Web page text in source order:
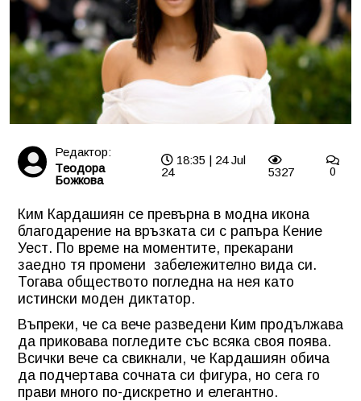
Редактор:
Tеодора
Божкова
18:35 | 24 Jul
24
5327 0
Ким Кардашиян се превърна в модна икона
благодарение на връзката си с рапъра Кение
Уест. По време на моментите, прекарани
заедно тя промени забележително вида си.
Тогава обществото погледна на нея като
истински моден диктатор.
Въпреки, че са вече разведени Ким продължава
да приковава погледите със всяка своя поява.
Всички вече са свикнали, че Кардашиян обича
да подчертава сочната си фигура, но сега го
прави много по-дискретно и елегантно.